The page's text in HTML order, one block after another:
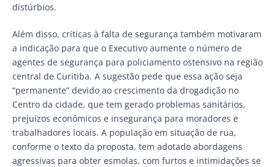
distúrbios.
Além disso, críticas à falta de segurança também motivaram
a indicação para que o Executivo aumente o número de
agentes de segurança para policiamento ostensivo na região
central de Curitiba. A sugestão pede que essa ação seja
“permanente” devido ao crescimento da drogadição no
Centro da cidade, que tem gerado problemas sanitários,
prejuízos econômicos e insegurança para moradores e
trabalhadores locais. A população em situação de rua,
conforme o texto da proposta, tem adotado abordagens
agressivas para obter esmolas, com furtos e intimidações se